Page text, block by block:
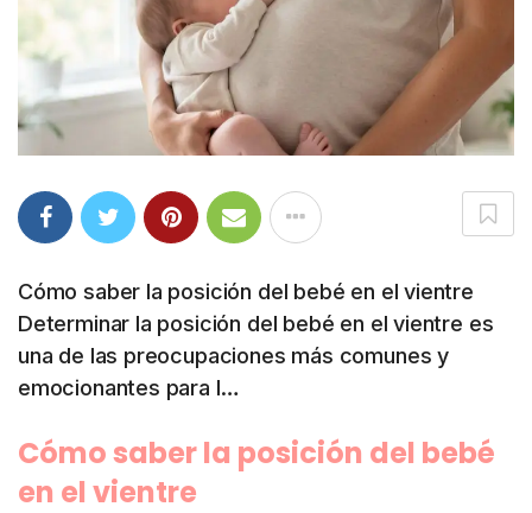
Cómo saber la posición del bebé en el vientre
Determinar la posición del bebé en el vientre es
una de las preocupaciones más comunes y
emocionantes para l…
Cómo saber la posición del bebé
en el vientre